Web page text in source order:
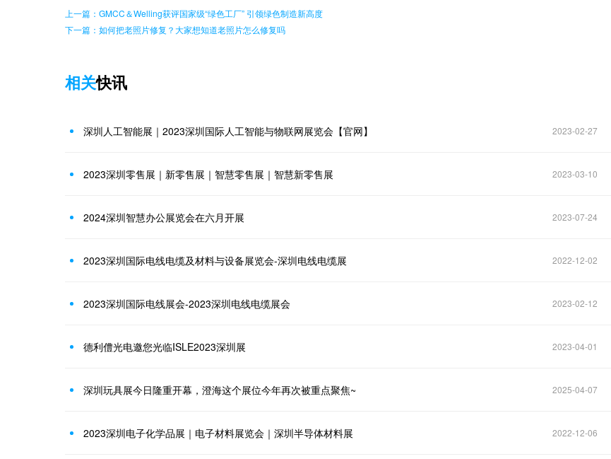
上一篇：GMCC＆Welling获评国家级“绿色工厂” 引领绿色制造新高度
下一篇：如何把老照片修复？大家想知道老照片怎么修复吗
相关快讯
深圳人工智能展｜2023深圳国际人工智能与物联网展览会【官网】 2023-02-27
2023深圳零售展｜新零售展｜智慧零售展｜智慧新零售展 2023-03-10
2024深圳智慧办公展览会在六月开展 2023-07-24
2023深圳国际电线电缆及材料与设备展览会-深圳电线电缆展 2022-12-02
2023深圳国际电线展会-2023深圳电线电缆展会 2023-02-12
德利僼光电邀您光临ISLE2023深圳展 2023-04-01
深圳玩具展今日隆重开幕，澄海这个展位今年再次被重点聚焦~ 2025-04-07
2023深圳电子化学品展｜电子材料展览会｜深圳半导体材料展 2022-12-06